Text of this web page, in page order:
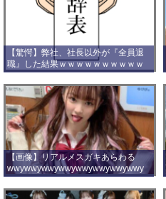
【驚愕】弊社、社長以外が『全員退
職』した結果ｗｗｗｗｗｗｗｗｗｗ
ｗｗｗ
【画像】リアルメスガキあらわる
wwywwywwywwywwywwywwywwy
wwy